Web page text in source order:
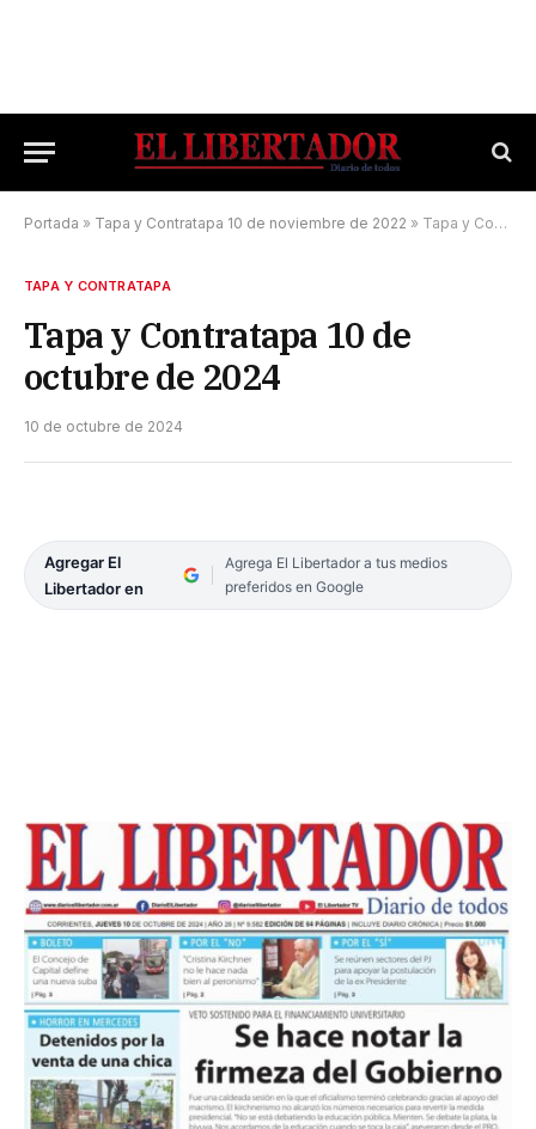
Portada » Tapa y Contratapa 10 de noviembre de 2022 » Tapa y Contratapa 10 de octubre de 2024
TAPA Y CONTRATAPA
Tapa y Contratapa 10 de
octubre de 2024
10 de octubre de 2024
Agregar El
Libertador en
Agrega El Libertador a tus medios
preferidos en Google